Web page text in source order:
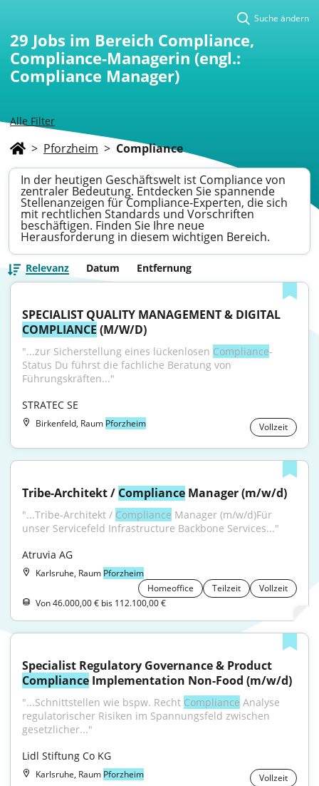
Alle Filter
Suche ändern
29 Jobs im Bereich Compliance,
Compliance-Managerin (engl.:
Compliance Manager)
> Pforzheim > Compliance
In der heutigen Geschäftswelt ist Compliance von
zentraler Bedeutung. Entdecken Sie spannende
Stellenanzeigen für Compliance-Experten, die sich
mit rechtlichen Standards und Vorschriften
beschäftigen. Finden Sie Ihre neue
Herausforderung in diesem wichtigen Bereich.
Relevanz Datum Entfernung
COMPLIANCE (M/W/D)
"...zur Sicherstellung eines lückenlosen Compliance-
Status Du führst die fachliche Beratung von
Führungskräften..."
STRATEC SE
Birkenfeld, Raum Pforzheim Vollzeit
Tribe-Architekt / Compliance Manager (m/w/d)
"...Tribe-Architekt / Compliance Manager (m/w/d)Für
unser Servicefeld Infrastructure Backbone Services..."
Atruvia AG
Karlsruhe, Raum Pforzheim
Homeoffice
Teilzeit
Vollzeit
Von 46.000,00 € bis 112.100,00 €
Compliance Implementation Non-Food (m/w/d)
"...Schnittstellen wie bspw. Recht Compliance Analyse
regulatorischer Risiken im Spannungsfeld zwischen
gesetzlicher..."
Lidl Stiftung Co KG
Karlsruhe, Raum Pforzheim Vollzeit